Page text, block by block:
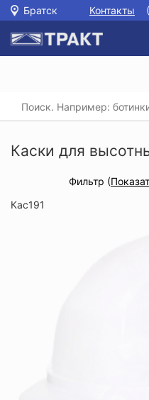
Братск Контакты
Главная / /
Каски для
Каски для
Фильтр (
Кас191